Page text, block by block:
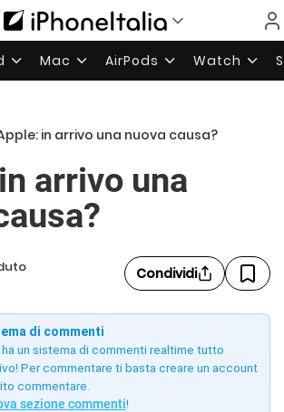
Mac AirPods Watch
in arrivo una nuova causa?
arrivo una
Condividi
di commenti
un sistema di commenti realtime tutto
Per commentare ti basta creare un account
commentare.
sezione commenti!